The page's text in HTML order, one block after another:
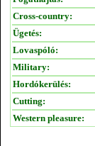
Cross-country:
Ügetés:
Lovaspóló:
Military:
Hordókerülés:
Cutting:
Western pleasure: